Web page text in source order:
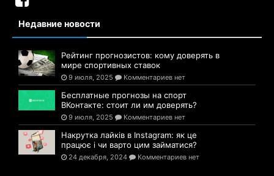
Недавние новости
Рейтинг прогнозистов: кому доверять в
мире спортивных ставок
9 июля, 2025 Комментариев нет
Бесплатные прогнозы на спорт
ВКонтакте: стоит ли им доверять?
9 июля, 2025 Комментариев нет
Накрутка лайків в Instagram: як це
працює і чи варто цим займатися?
24 декабря, 2024 Комментариев нет